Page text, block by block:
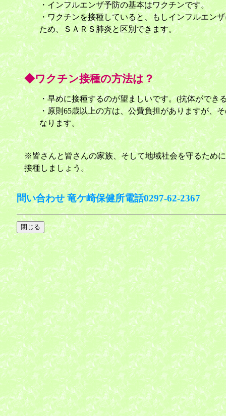
・インフルエンザ予防の基本はワクチンです。
・ワクチンを接種していると、もしインフルエン
ため、ＳＡＲＳ肺炎と区別できます。
◆ワクチン接種の方法は？
・早めに接種するのが望ましいです。(抗体ができ
・原則65歳以上の方は、公費負担がありますが、
なります。
※皆さんと皆さんの家族、そして地域社会を守るため
接種しましょう。
問い合わせ 竜ケ崎保健所電話0297-62-2367